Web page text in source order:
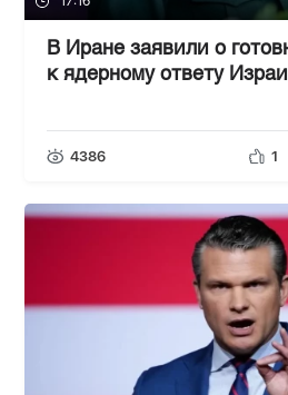
В Иране заявили о
к ядерному ответу
4386 1